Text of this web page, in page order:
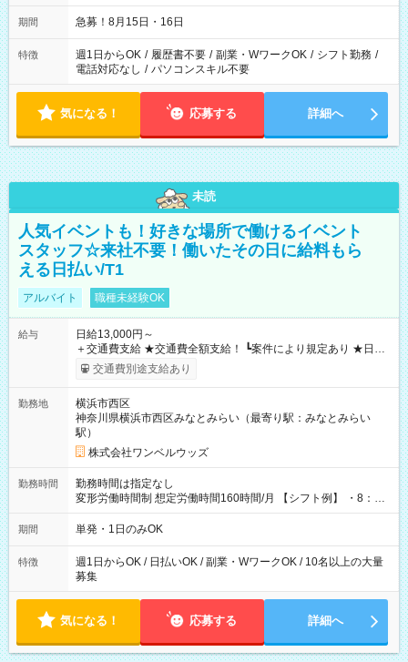
期間 急募！8月15日・16日
特徴 週1日からOK / 履歴書不要 / 副業・WワークOK / シフト勤務 /
電話対応なし / パソコンスキル不要
気になる！ 応募する 詳細へ
未読
人気イベントも！好きな場所で働けるイベント
スタッフ☆来社不要！働いたその日に給料もら
える日払い/T1
アルバイト 職種未経験OK
給与
日給13,000円～
＋交通費支給 ★交通費全額支給！ ┗案件により規定あり ★日払
いOK！（規定あり） ┗働いたその日に現金GET♪ お仕事後はコ
ンビニATMから 日払い分を引き落とせます！ 【試用期間】試
交通費別途支給あり
勤務地
横浜市西区
神奈川県横浜市西区みなとみらい（最寄り駅：みなとみらい
駅）
株式会社ワンベルウッズ
勤務時間
勤務時間は指定なし
変形労働時間制 想定労働時間160時間/月 【シフト例】 ・8：00
～21：00
期間 単発・1日のみOK
特徴
週1日からOK / 日払いOK / 副業・WワークOK / 10名以上の大量
募集
気になる！ 応募する 詳細へ